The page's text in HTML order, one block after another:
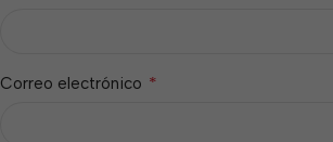
Correo electrónico *